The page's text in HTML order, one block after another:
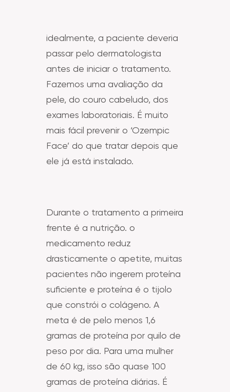
idealmente, a paciente deveria
passar pelo dermatologista
antes de iniciar o tratamento.
Fazemos uma avaliação da
pele, do couro cabeludo, dos
exames laboratoriais. É muito
mais fácil prevenir o ‘Ozempic
Face’ do que tratar depois que
ele já está instalado.
Durante o tratamento a primeira
frente é a nutrição. o
medicamento reduz
drasticamente o apetite, muitas
pacientes não ingerem proteína
suficiente e proteína é o tijolo
que constrói o colágeno. A
meta é de pelo menos 1,6
gramas de proteína por quilo de
peso por dia. Para uma mulher
de 60 kg, isso são quase 100
gramas de proteína diárias. É